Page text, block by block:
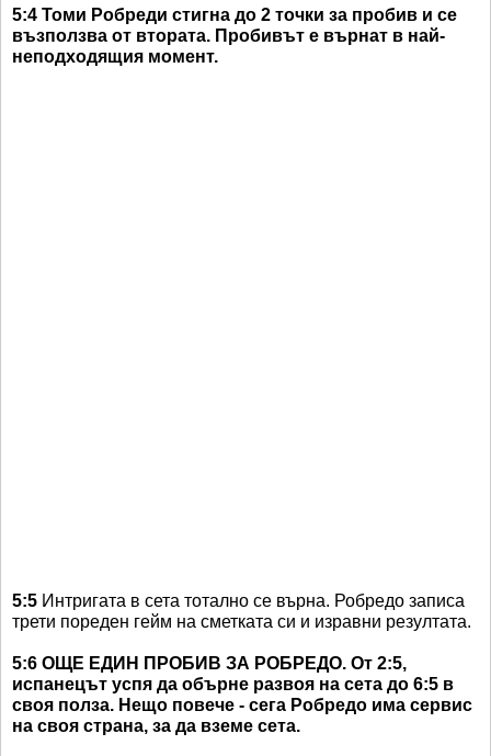
5:4 Томи Робреди стигна до 2 точки за пробив и се
възползва от втората. Пробивът е върнат в най-
неподходящия момент.
5:5 Интригата в сета тотално се върна. Робредо записа
трети пореден гейм на сметката си и изравни резултата.
5:6 ОЩЕ ЕДИН ПРОБИВ ЗА РОБРЕДО. От 2:5,
испанецът успя да обърне развоя на сета до 6:5 в
своя полза. Нещо повече - сега Робредо има сервис
на своя страна, за да вземе сета.